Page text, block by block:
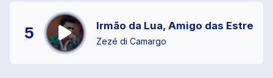
5 Irmão da Lua, Amigo das Estrelas
Zezé di Camargo